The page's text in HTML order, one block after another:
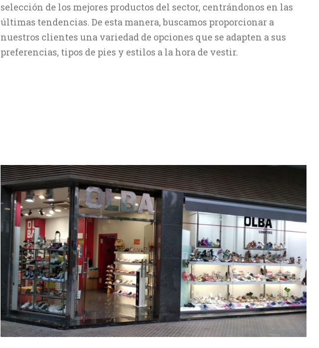
selección de los mejores productos del sector, centrándonos en las
últimas tendencias. De esta manera, buscamos proporcionar a
nuestros clientes una variedad de opciones que se adapten a sus
preferencias, tipos de pies y estilos a la hora de vestir.